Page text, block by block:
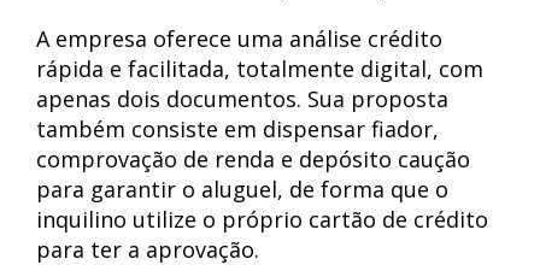
A empresa oferece uma análise crédito
rápida e facilitada, totalmente digital, com
apenas dois documentos. Sua proposta
também consiste em dispensar fiador,
comprovação de renda e depósito caução
para garantir o aluguel, de forma que o
inquilino utilize o próprio cartão de crédito
para ter a aprovação.